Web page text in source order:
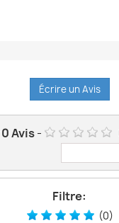
Écrire un Avis
0Avis-
Filtre:
(0)